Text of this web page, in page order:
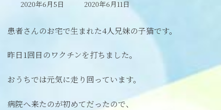
2020年6月5日
最
新
時
2020年6月11日
患者さんのお宅で生まれた4人兄妹の子猫です。
昨日1回目のワクチンを打ちました。
おうちでは元気に走り回っています。
病院へ来たのが初めてだったので、